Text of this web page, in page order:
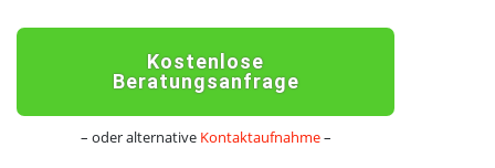
Kostenlose
Beratungsanfrage
– oder alternative Kontaktaufnahme–